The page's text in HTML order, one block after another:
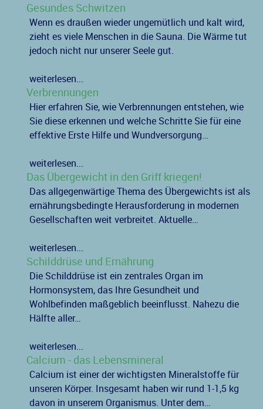
Gesundes Schwitzen
Wenn es draußen wieder ungemütlich und kalt wird,
zieht es viele Menschen in die Sauna. Die Wärme tut
jedoch nicht nur unserer Seele gut.
weiterlesen...
Verbrennungen
Hier erfahren Sie, wie Verbrennungen entstehen, wie
Sie diese erkennen und welche Schritte Sie für eine
effektive Erste Hilfe und Wundversorgung…
weiterlesen...
Das Übergewicht in den Griff kriegen!
Das allgegenwärtige Thema des Übergewichts ist als
ernährungsbedingte Herausforderung in modernen
Gesellschaften weit verbreitet. Aktuelle…
weiterlesen...
Schilddrüse und Ernährung
Die Schilddrüse ist ein zentrales Organ im
Hormonsystem, das Ihre Gesundheit und
Wohlbefinden maßgeblich beeinflusst. Nahezu die
Hälfte aller…
weiterlesen...
Calcium - das Lebensmineral
Calcium ist einer der wichtigsten Mineralstoffe für
unseren Körper. Insgesamt haben wir rund 1-1,5 kg
davon in unserem Organismus. Unter dem…